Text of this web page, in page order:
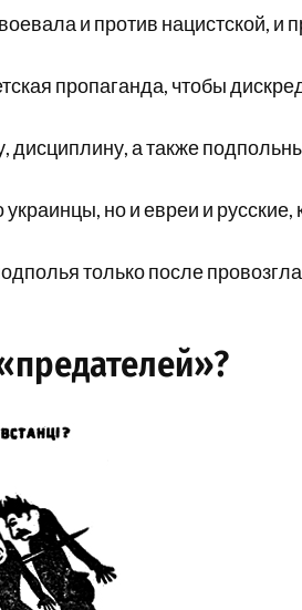
и против нацистской, и
пропаганда, чтобы
дисциплину, а также
но и евреи и русские,
только после